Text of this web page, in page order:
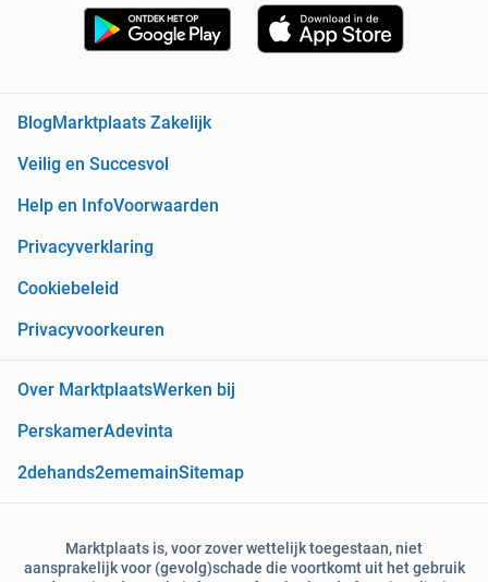
Blog Marktplaats Zakelijk
Veilig en Succesvol
Help en InfoVoorwaarden
Privacyverklaring
Cookiebeleid
Privacyvoorkeuren
Over MarktplaatsWerken bij
PerskamerAdevinta
2dehands2ememainSitemap
Marktplaats is, voor zover wettelijk toegestaan, niet
aansprakelijk voor (gevolg)schade die voortkomt uit het gebruik